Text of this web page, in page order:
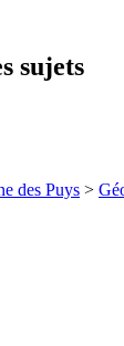
sujets
des Puys >